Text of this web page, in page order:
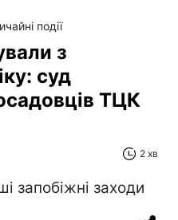
події
з
суд
ТЦК
2 хв
запобіжні заходи